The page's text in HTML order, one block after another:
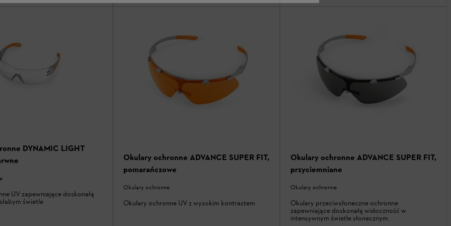
DYNAMIC LIGHT
UV zapewniające doskonałą
świetle
Okulary ochronne ADVANCE SUPER FIT,
pomarańczowe
Okulary ochronne
Okulary ochronne UV z wysokim kontrastem
Okulary ochronne ADVANCE SUPER FIT,
przyciemniane
Okulary ochronne
Okulary przeciwsłoneczne ochronne
zapewniające doskonałą widoczność w
intensywnym świetle słonecznym.